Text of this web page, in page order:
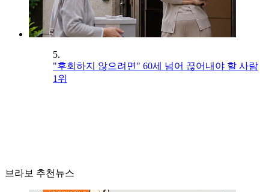
5.
"후회하지 않으려면" 60세 넘어 끊어내야 할 사람
1위
브라보 추천뉴스